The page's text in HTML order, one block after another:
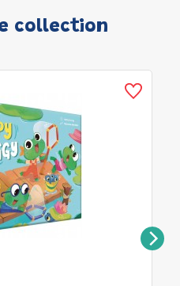
collection